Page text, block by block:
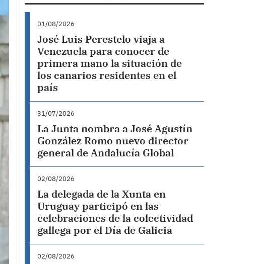
01/08/2026
José Luis Perestelo viaja a
Venezuela para conocer de
primera mano la situación de
los canarios residentes en el
país
31/07/2026
La Junta nombra a José Agustín
González Romo nuevo director
general de Andalucía Global
02/08/2026
La delegada de la Xunta en
Uruguay participó en las
celebraciones de la colectividad
gallega por el Día de Galicia
02/08/2026